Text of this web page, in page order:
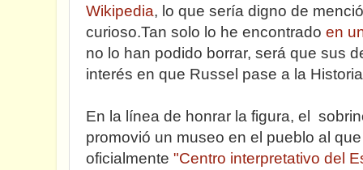
Wikipedia, lo que sería digno de
curioso.Tan solo lo he encontrado en
no lo han podido borrar, será que sus
interés en que Russel pase a la
En la línea de honrar la figura, el
promovió un museo en el pueblo al
oficialmente "Centro interpretativo del